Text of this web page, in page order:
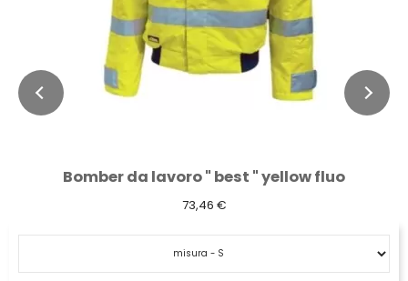
Bomber da lavoro " best " yellow fluo
73,46 €